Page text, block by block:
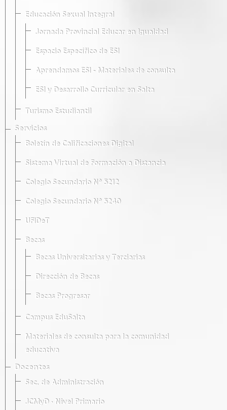
Educación Sexual Integral
Jornada Provincial Educar en Igualdad
Espacio Específico de ESI
Aprendamos ESI - Materiales de consulta
ESI y Desarrollo Curricular en Salta
Turismo Estudiantil
Servicios
Boletín de Calificaciones Digital
Sistema Virtual de Formación a Distancia
Colegio Secundario Nº 5212
Colegio Secundario Nº 5240
UFIDeT
Becas
Becas Universitarias y Terciarias
Dirección de Becas
Becas Progresar
Campus EduSalta
Materiales de consulta para la comunidad
educativa
Docentes
Sec. de Administración
JCMyD · Nivel Primario